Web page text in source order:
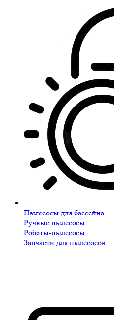
Пылесосы для бассейна
Ручные пылесосы
Роботы-пылесосы
Запчасти для пылесосов